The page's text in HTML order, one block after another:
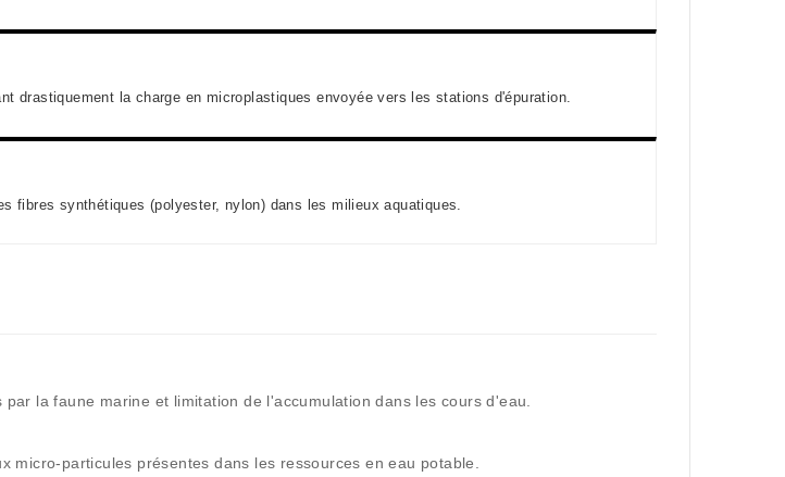
drastiquement la charge en microplastiques envoyée vers les stations d'épuration.
fibres synthétiques (polyester, nylon) dans les milieux aquatiques.
la faune marine et limitation de l'accumulation dans les cours d'eau.
micro-particules présentes dans les ressources en eau potable.